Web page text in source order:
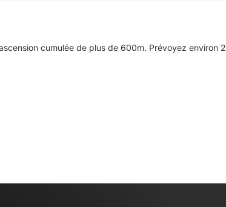
cumulée de plus de 600m. Prévoyez environ 2